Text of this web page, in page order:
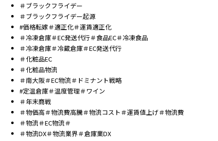
＃ブラックフライデー
＃ブラックフライデー起源
#価格転嫁＃適正化＃運賃適正化
＃冷凍倉庫＃EC発送代行＃食品EC＃冷凍食品
＃冷凍倉庫＃冷蔵倉庫＃EC発送代行
＃化粧品EC
＃化粧品物流
＃南大阪＃EC物流＃ドミナント戦略
#定温倉庫＃温度管理＃ワイン
＃年末商戦
＃物価高＃物流費高騰＃物流コスト＃運賃値上げ＃物流費
＃物流＃EC物流＃
＃物流DX＃物流業界＃倉庫業DX